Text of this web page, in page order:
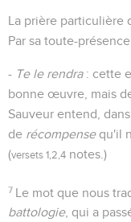
La prière particulière
Par sa toute-
- Te le rendra: cette
bonne œuvre, mais
Sauveur entend,
de récompensequ'il
(versets 1,2,4 notes.)
7 Le mot que nous
battologie, qui a